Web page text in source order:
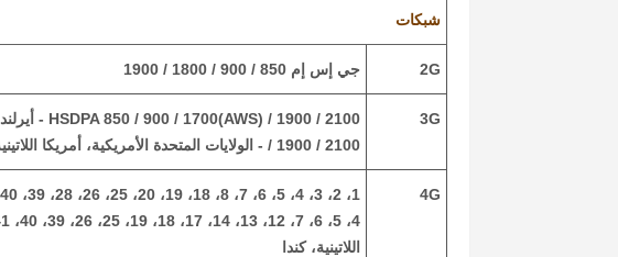
شبكات
2G جي إس إم 850 / 900 / 1800 / 1900
3G
/ 1900 / 2100 - الولايات المتحدة الأمريكية، أمريكا اللاتينية، كندا
4G
اللاتينية، كندا